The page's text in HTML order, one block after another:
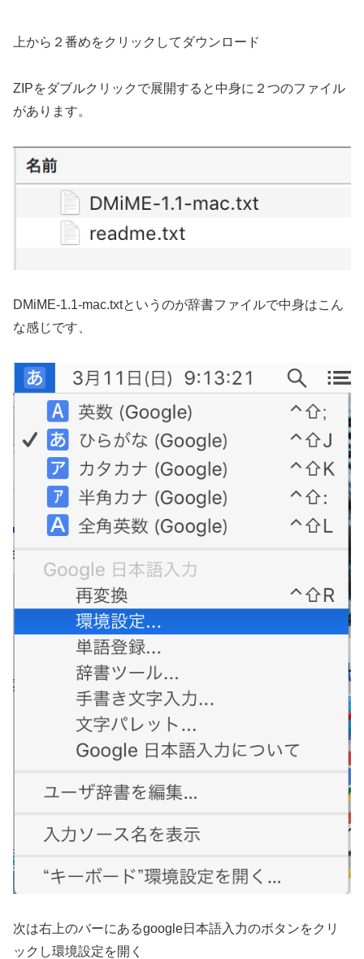
上から２番めをクリックしてダウンロード
ZIPをダブルクリックで展開すると中身に２つのファイル
があります。
DMiME-1.1-mac.txtというのが辞書ファイルで中身はこん
な感じです、
次は右上のバーにあるgoogle日本語入力のボタンをクリ
ックし環境設定を開く